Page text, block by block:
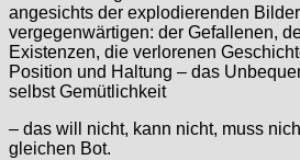
angesichts der explodierenden
vergegenwärtigen: der Gefallenen,
Existenzen, die verlorenen
Position und Haltung – das
selbst Gemütlichkeit
– das will nicht, kann nicht, muss
gleichen Bot.